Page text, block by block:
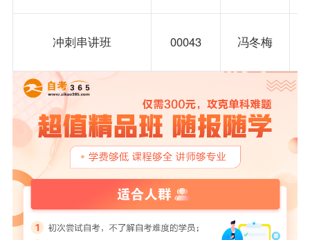
冲刺串讲班 00043 冯冬梅